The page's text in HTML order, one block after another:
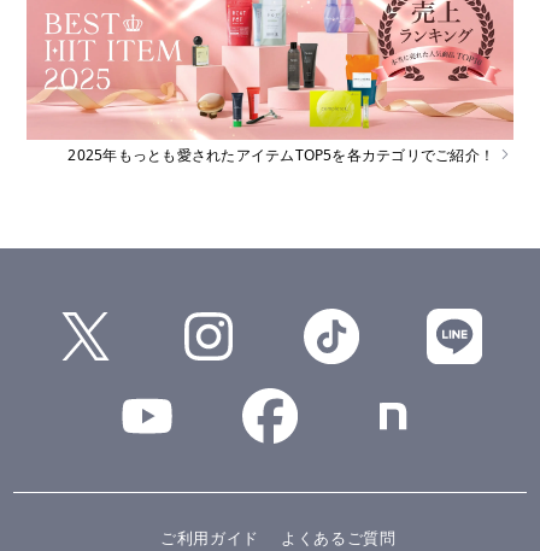
2025年もっとも愛されたアイテムTOP5を各カテゴリでご紹介！
ご利用ガイド よくあるご質問